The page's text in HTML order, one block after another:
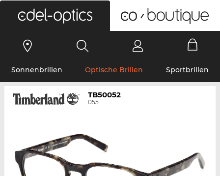
Sonnenbrillen Optische Brillen Sportbrillen
TB50052
055